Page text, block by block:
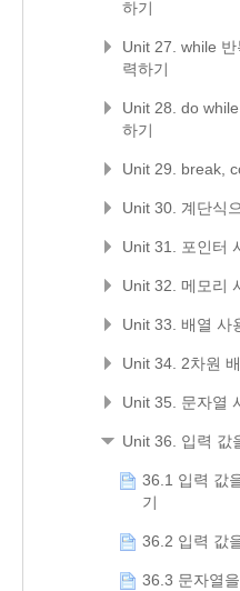
하기
Unit 27. while
력하기
Unit 28. do
하기
Unit 29. break,
Unit 30. 계단식
Unit 31. 포인터
Unit 32. 메모리
Unit 33. 배열 사
Unit 34. 2차원
Unit 35. 문자열
Unit 36. 입력 값
36.1 입력 값
기
36.2 입력 값
36.3 문자열